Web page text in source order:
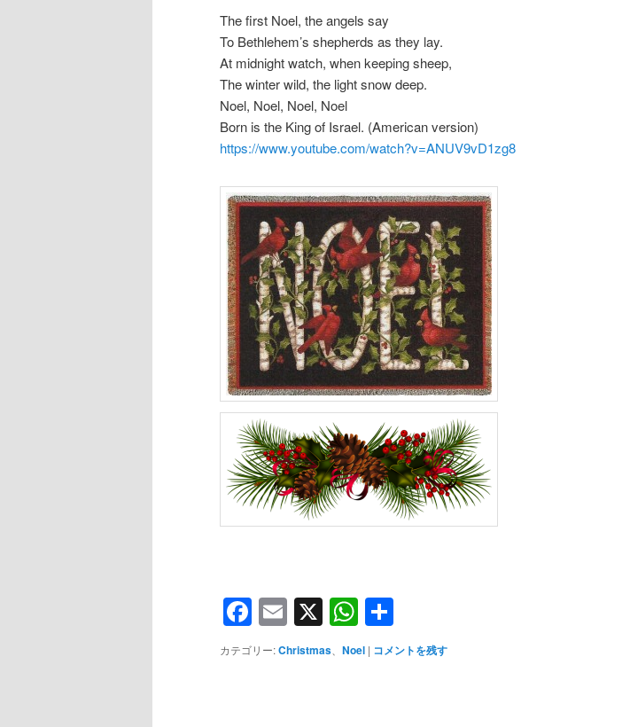
The first Noel, the angels say
To Bethlehem’s shepherds as they lay.
At midnight watch, when keeping sheep,
The winter wild, the light snow deep.
Noel, Noel, Noel, Noel
Born is the King of Israel. (American version)
https://www.youtube.com/watch?v=ANUV9vD1zg8
Facebook
Email
X WhatsApp
有
カテゴリー:Christmas Noel | コメントを残す